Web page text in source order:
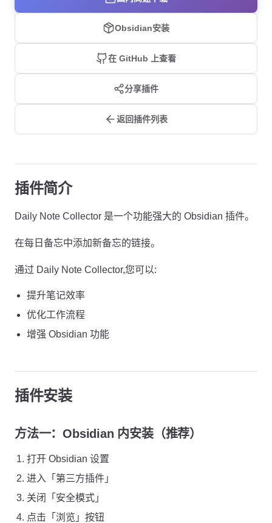
Obsidian安装
在 GitHub 上查看
分享插件
返回插件列表
插件简介
Daily Note Collector 是一个功能强大的 Obsidian 插件。
在每日备忘中添加新备忘的链接。
通过 Daily Note Collector,您可以:
提升笔记效率
优化工作流程
增强 Obsidian 功能
插件安装
方法一：Obsidian 内安装（推荐）
打开 Obsidian 设置
进入「第三方插件」
关闭「安全模式」
点击「浏览」按钮